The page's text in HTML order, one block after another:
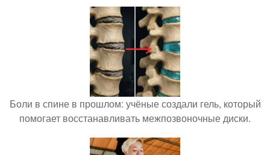
Боли в спине в прошлом: учёные создали гель, который
помогает восстанавливать межпозвоночные диски.